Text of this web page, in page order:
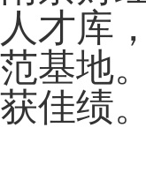
人才库
范基地
获佳绩。